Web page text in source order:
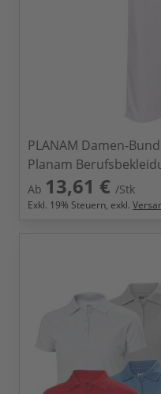
PLANAM Damen-
Planam
Ab 13,61 € /Stk
Exkl. 19% Steuern, exkl.